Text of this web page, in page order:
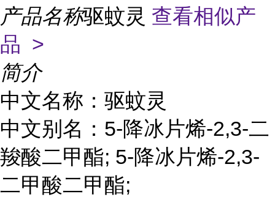
产品名称驱蚊灵 查看相似产
品 >
简介
中文名称：驱蚊灵
中文别名：5-降冰片烯-2,3-二
羧酸二甲酯; 5-降冰片烯-2,3-
二甲酸二甲酯;